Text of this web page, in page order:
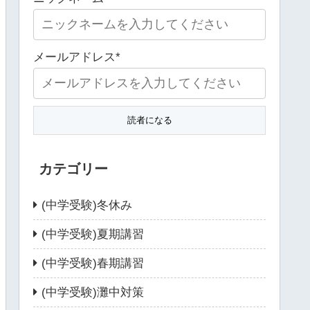
メールアドレス*
カテゴリー
(中学受験)冬休み
(中学受験)夏期講習
(中学受験)春期講習
(中学受験)灘中対策